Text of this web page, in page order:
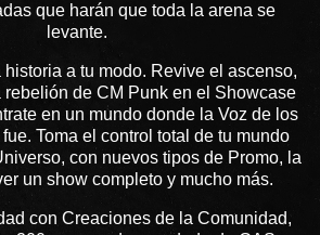
que harán que toda la arena se
levante.
historia a tu modo. Revive el ascenso,
rebelión de CM Punk en el Showcase
en un mundo donde la Voz de los
Toma el control total de tu mundo
con nuevos tipos de Promo, la
un show completo y mucho más.
con Creaciones de la Comunidad,